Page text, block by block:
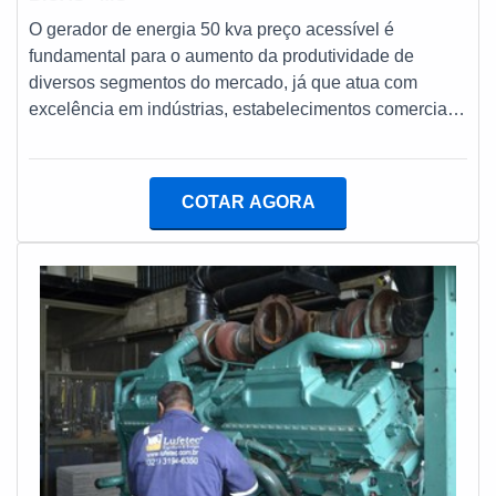
O gerador de energia 50 kva preço acessível é
fundamental para o aumento da produtividade de
diversos segmentos do mercado, já que atua com
excelência em indústrias, estabelecimentos comerciais,
GERADOR DE ENERfGIA Isso porque estes
assegurando a continuidade de todos os processos, o
que evita perdas de matérias-primas, uma vez que isso
pode gerar prejuízos muito significativos.Vale ressaltar
que o gerador é a melhor alternativa para que os
empreendimentos tenham a necessidade energética
suprida. Aliás, ele garante o melhor desempenho de
todos recursos voltados à conservação de alimentos,
sistemas de iluminação e aparatos de som, o que
explica a presença constante em festas. Veja a seguir
os principais planos disponíveis para locação do
COTAR AGORA